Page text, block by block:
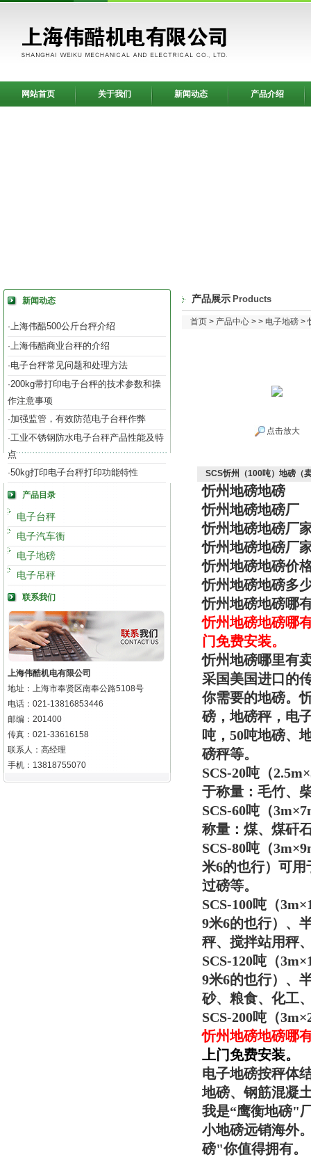
网站首页 关于我们 新闻动态 产品介绍
新闻动态
·上海伟酷500公斤台秤介绍
·上海伟酷商业台秤的介绍
·电子台秤常见问题和处理方法
·200kg带打印电子台秤的技术参数和操
作注意事项
·加强监管，有效防范电子台秤作弊
·工业不锈钢防水电子台秤产品性能及特
点
·50kg打印电子台秤打印功能特性
产品目录
电子台秤
电子汽车衡
电子地磅
电子吊秤
联系我们
上海伟酷机电有限公司
地址：上海市奉贤区南奉公路5108号
电话：021-13816853446
邮编：201400
传真：021-33616158
联系人：高经理
手机：13818755070
产品展示 Products
首页 > 产品中心 > > 电子地磅 >
点击放大
SCS忻州（100吨）地磅（
忻州地磅地磅
忻州地磅地磅厂
忻州地磅地磅厂
忻州地磅地磅厂
忻州地磅地磅价
忻州地磅地磅多
忻州地磅地磅哪
忻州地磅地磅哪
门免费安装。
忻州地磅哪里有
采国美国进口的
你需要的地磅。
磅，地磅秤，电
吨，50吨地磅、
磅秤等。
SCS-20吨（
于称量：毛竹、
SCS-60吨（
称量：煤、煤矸
SCS-80吨（
米6的也行）可
过磅等。
SCS-100吨（
9米6的也行）、
秤、搅拌站用秤
SCS-120吨（
9米6的也行）、
砂、粮食、化工
SCS-200吨（
忻州地磅地磅哪
上门免费安装。
电子地磅按秤体
地磅、钢筋混凝
我是“鹰衡地磅"
小地磅远销海外
磅"你值得拥有。